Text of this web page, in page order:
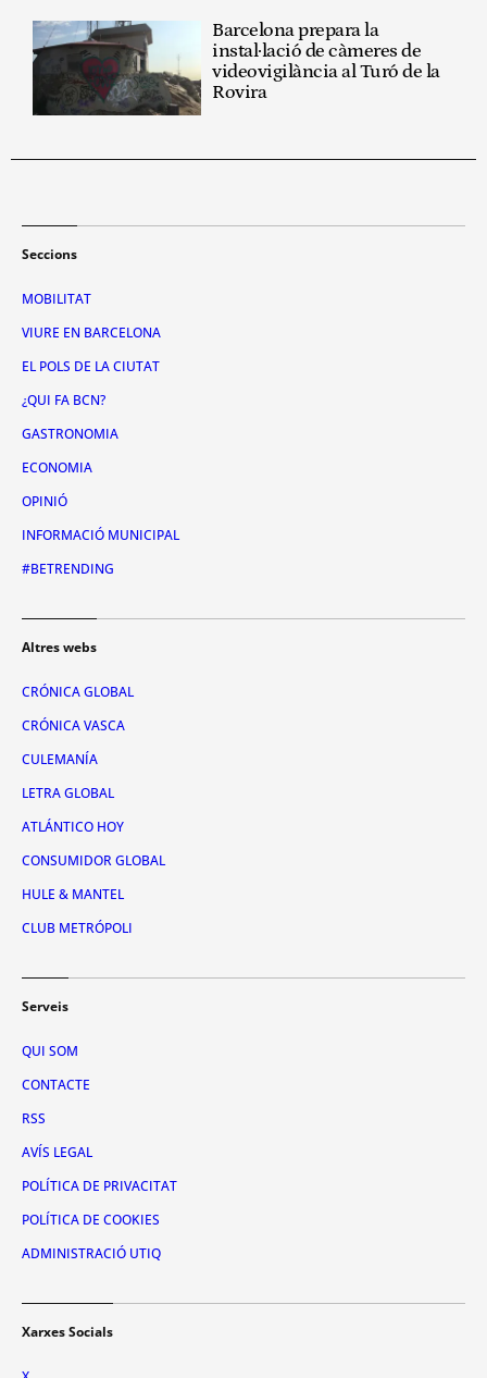
Barcelona prepara la
instal·lació de càmeres de
videovigilància al Turó de la
Rovira
Seccions
MOBILITAT
VIURE EN BARCELONA
EL POLS DE LA CIUTAT
¿QUI FA BCN?
GASTRONOMIA
ECONOMIA
OPINIÓ
INFORMACIÓ MUNICIPAL
#BETRENDING
Altres webs
CRÓNICA GLOBAL
CRÓNICA VASCA
CULEMANÍA
LETRA GLOBAL
ATLÁNTICO HOY
CONSUMIDOR GLOBAL
HULE & MANTEL
CLUB METRÓPOLI
Serveis
QUI SOM
CONTACTE
RSS
AVÍS LEGAL
POLÍTICA DE PRIVACITAT
POLÍTICA DE COOKIES
ADMINISTRACIÓ UTIQ
Xarxes Socials